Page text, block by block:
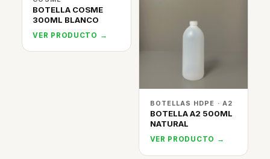
BOTELLA COSME
300ML BLANCO
VER PRODUCTO →
BOTELLAS HDPE · A2
BOTELLA A2 500ML
NATURAL
VER PRODUCTO →